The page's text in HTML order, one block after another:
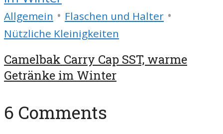
Allgemein • Flaschen und Halter •
Nützliche Kleinigkeiten
Camelbak Carry Cap SST, warme
Getränke im Winter
6 Comments